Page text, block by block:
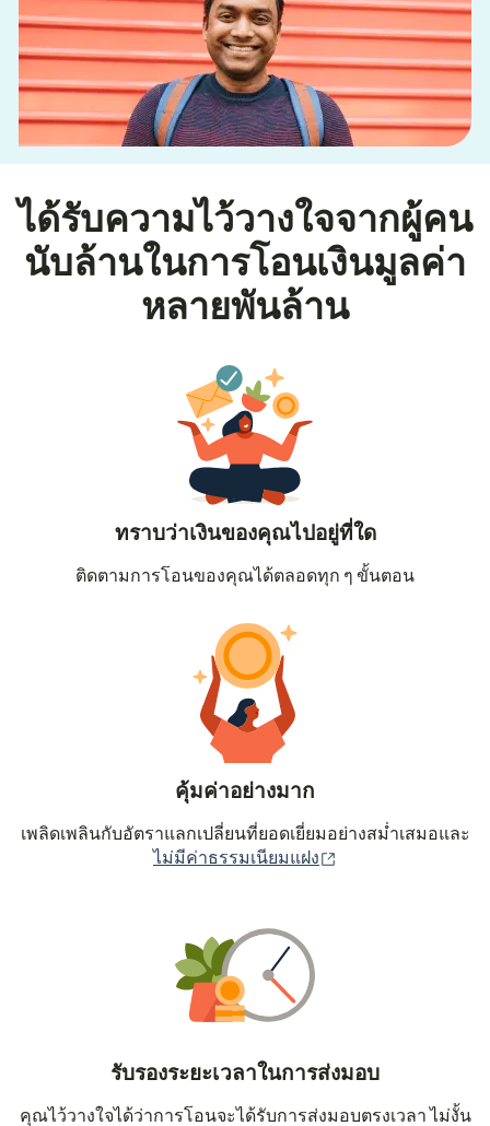
ได้รับความไว้วางใจจากผู้คน
นับล้านในการโอนเงินมูลค่า
หลายพันล้าน
ทราบว่าเงินของคุณไปอยู่ที่ใด
ติดตามการโอนของคุณได้ตลอดทุก ๆ ขั้นตอน
คุ้มค่าอย่างมาก
เพลิดเพลินกับอัตราแลกเปลี่ยนที่ยอดเยี่ยมอย่างสม่ำเสมอและ
ไม่มีค่าธรรมเนียมแฝง
รับรองระยะเวลาในการส่งมอบ
คุณไว้วางใจได้ว่าการโอนจะได้รับการส่งมอบตรงเวลา ไม่งั้น